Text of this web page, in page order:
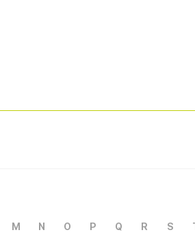
M N O P Q R S